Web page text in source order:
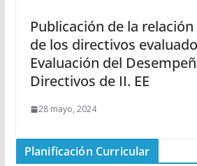
Publicación de la
de los directivos
Evaluación del
Directivos de II. EE
28 mayo, 2024
Planificación Curricular